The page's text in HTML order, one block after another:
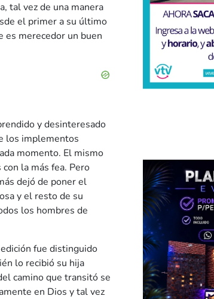
tal vez de una manera
el primer a su último
es merecedor un buen
y desinteresado
los implementos
momento. El mismo
la más fea. Pero
dejó de poner el
y el resto de su
los hombres de
fue distinguido
lo recibió su hija
camino que transitó se
en Dios y tal vez